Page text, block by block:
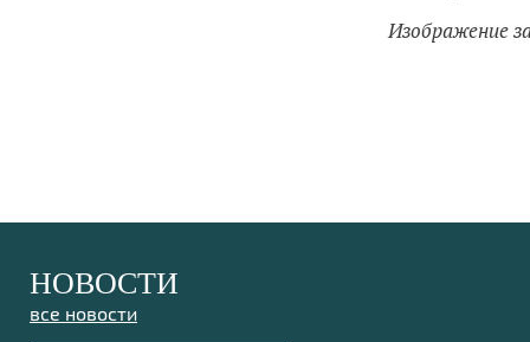
Изображение
НОВОСТИ
все новости